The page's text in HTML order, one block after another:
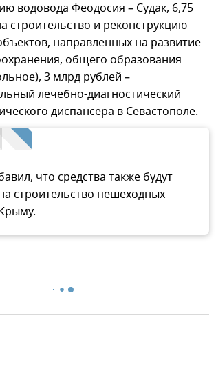
водовода Феодосия – Судак, 6,75
строительство и реконструкцию
направленных на развитие
общего образования
3 млрд рублей –
лечебно-диагностический
диспансера в Севастополе.
что средства также будут
строительство пешеходных